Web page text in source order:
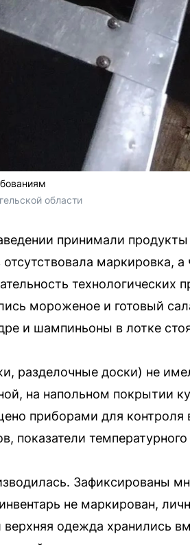
области
принимали
маркировка, а
технологических
мороженое и готовый
и шампиньоны в лотке
разделочные доски) не
на напольном покрытии
приборами для контроля
показатели
Зафиксированы
не маркирован,
верхняя одежда хранились